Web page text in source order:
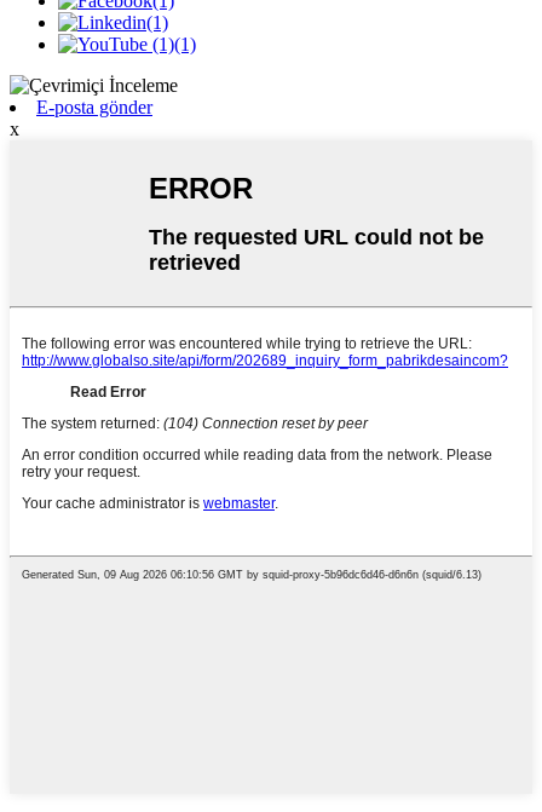
E-posta gönder
x